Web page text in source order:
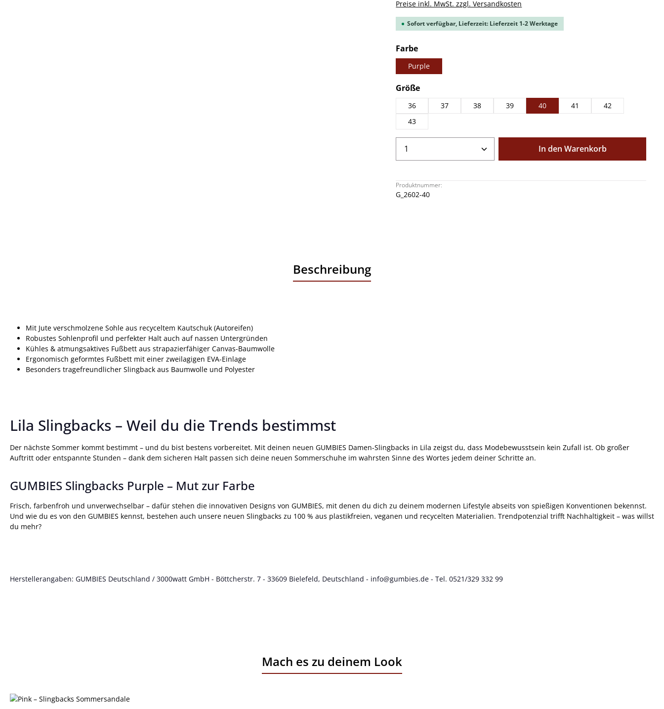
Preise inkl. MwSt. zzgl. Versandkosten
Sofort verfügbar, Lieferzeit: Lieferzeit 1-2 Werktage
Farbeauswählen
Purple
Größeauswählen
36 37 38 39 40 41
42
43
Produkt Anzahl: Gib den gewünschten Wert
In den Warenkorb
Produktnummer:
G_2602-40
Beschreibung
Mit Jute verschmolzene Sohle aus recyceltem Kautschuk (Autoreifen)
Robustes Sohlenprofil und perfekter Halt auch auf nassen Untergründen
Kühles & atmungsaktives Fußbett aus strapazierfähiger Canvas-Baumwolle
Ergonomisch geformtes Fußbett mit einer zweilagigen EVA-Einlage
Besonders tragefreundlicher Slingback aus Baumwolle und Polyester
Lila Slingbacks – Weil du die Trends bestimmst
Der nächste Sommer kommt bestimmt – und du bist bestens vorbereitet. Mit deinen neuen GUMBIES Damen-Slingbacks in Lila zeigst du, dass Modebewusstsein kein Zufall ist. Ob großer
Auftritt oder entspannte Stunden – dank dem sicheren Halt passen sich deine neuen Sommerschuhe im wahrsten Sinne des Wortes jedem deiner Schritte an.
GUMBIES Slingbacks Purple – Mut zur Farbe
Frisch, farbenfroh und unverwechselbar – dafür stehen die innovativen Designs von GUMBIES, mit denen du dich zu deinem modernen Lifestyle abseits von spießigen Konventionen bekennst.
Und wie du es von den GUMBIES kennst, bestehen auch unsere neuen Slingbacks zu 100 % aus plastikfreien, veganen und recycelten Materialien. Trendpotenzial trifft Nachhaltigkeit – was willst
du mehr?
Herstellerangaben: GUMBIES Deutschland / 3000watt GmbH - Böttcherstr. 7 - 33609 Bielefeld, Deutschland - info@gumbies.de - Tel. 0521/329 332 99
Mach es zu deinem Look
Produktgalerie überspringen